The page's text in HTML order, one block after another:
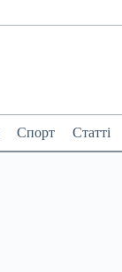
Спорт Статті